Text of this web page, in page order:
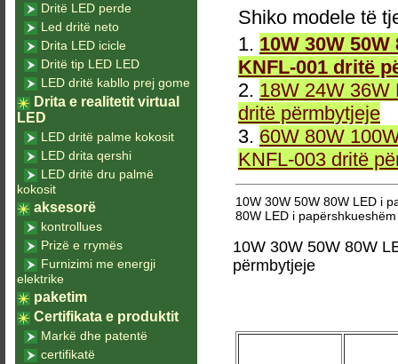
Shiko modele të
1. 10W 30W
KNFL-001 dritë
2. 18W 24W 36W
dritë përmbytjeje
3. 60W 80W
KNFL-003 dritë
10W 30W 50W 80W LED i
80W LED i
10W 30W 50W 80W
përmbytjeje
Dritë LED perde
Led dritë neto
Drita LED icicle
Dritë tip LED LED
LED dritë kabllo prej gome
Drita e realitetit virtual
LED
LED dritë palme kokosit
LED drita qershi
LED dritë dru palmë
kokosit
aksesorë
kontrollues
Prizë e rrymës
Furnizimi me energji
elektrike
paketim
Certifikata e produktit
Markë dhe patentë
certifikatë